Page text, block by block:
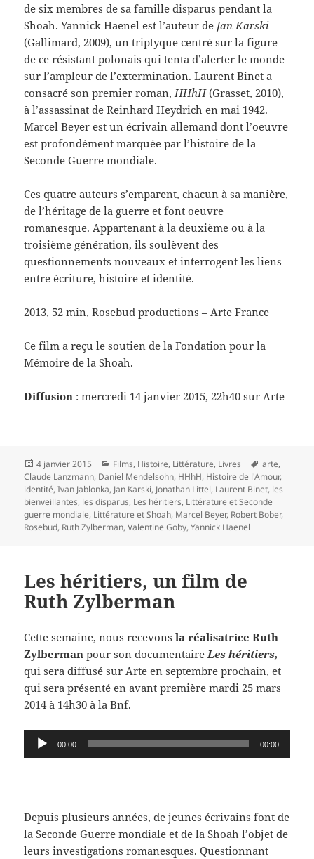
de six membres de sa famille disparus pendant la
Shoah. Yannick Haenel est l’auteur de Jan Karski
(Gallimard, 2009), un triptyque centré sur la figure
de ce résistant polonais qui tenta d’alerter le monde
sur l’ampleur de l’extermination. Laurent Binet a
consacré son premier roman,HHhH(Grasset, 2010),
à l’assassinat de Reinhard Heydrich en mai 1942.
Marcel Beyer est un écrivain allemand dont l’oeuvre
est profondément marquée par l’histoire de la
Seconde Guerre mondiale.
Ces quatre auteurs s’emparent, chacun à sa manière,
de l’héritage de la guerre et font oeuvre
romanesque. Appartenant à la deuxième ou à la
troisième génération, ils soulèvent des
questionnements nouveaux et interrogent les liens
entre écriture, histoire et identité.
2013, 52 min, Rosebud productions – Arte France
Ce film a reçu le soutien de la Fondation pour la
Mémoire de la Shoah.
Diffusion : mercredi 14 janvier 2015, 22h40 sur Arte
Publié
le
4 janvier 2015 Catégories
Films, Histoire, Littérature, Livres
Mots-
clés
arte,
Claude Lanzmann, Daniel Mendelsohn, HHhH, Histoire de l'Amour,
identité,Ivan Jablonka, Jan Karski, Jonathan Littel, Laurent Binet, les
bienveillantes, les disparus, Les héritiers, Littérature et Seconde
guerre mondiale, Littérature et Shoah, Marcel Beyer, Robert Bober,
Rosebud, Ruth Zylberman,Valentine Goby,Yannick Haenel
Les héritiers, un film de
Ruth Zylberman
Cette semaine, nous recevonsla réalisatrice Ruth
Zylberman pour son documentaire Les héritiers,
qui sera diffusé sur Arte en septembre prochain, et
qui sera présenté en avant première mardi 25 mars
2014 à 14h30 à la Bnf.
Lecteur 00:00 00:00
Depuis plusieurs années, de jeunes écrivains font de
la Seconde Guerre mondiale et de la Shoah l’objet de
leurs investigations romanesques. Questionnant